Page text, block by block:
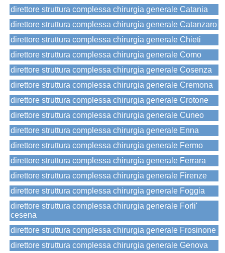
direttore struttura complessa chirurgia generale Catania
direttore struttura complessa chirurgia generale Catanzaro
direttore struttura complessa chirurgia generale Chieti
direttore struttura complessa chirurgia generale Como
direttore struttura complessa chirurgia generale Cosenza
direttore struttura complessa chirurgia generale Cremona
direttore struttura complessa chirurgia generale Crotone
direttore struttura complessa chirurgia generale Cuneo
direttore struttura complessa chirurgia generale Enna
direttore struttura complessa chirurgia generale Fermo
direttore struttura complessa chirurgia generale Ferrara
direttore struttura complessa chirurgia generale Firenze
direttore struttura complessa chirurgia generale Foggia
direttore struttura complessa chirurgia generale Forli'
cesena
direttore struttura complessa chirurgia generale Frosinone
direttore struttura complessa chirurgia generale Genova